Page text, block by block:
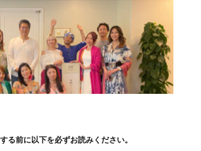
る前に以下を必ずお読みください。